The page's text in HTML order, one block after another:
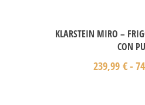
KLARSTEIN MIRO –
CON PU
239,99 €-